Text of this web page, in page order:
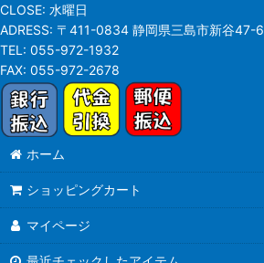
CLOSE: 水曜日
ADRESS: 〒411-0834 静岡県三島市新谷47-6
TEL: 055-972-1932
FAX: 055-972-2678
ホーム
ショッピングカート
マイページ